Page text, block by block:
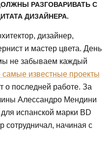
РАЗГОВАРИВАТЬ С
ДИЗАЙНЕРА.
дизайнер,
и мастер цвета. День
не забываем каждый
самые известные проекты
о последней работе. За
Алессандро Мендини
испанской марки BD
сотрудничал, начиная с